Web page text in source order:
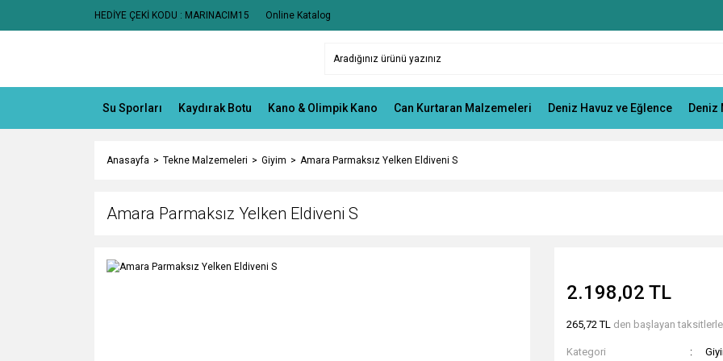
HEDİYE ÇEKİ KODU : MARINACIM15 Online Katalog
Su Sporları Kaydırak Botu Kano & Olimpik Kano Can Kurtaran Malzemeleri Deniz Havuz ve Eğlence Deniz
Anasayfa Tekne Malzemeleri Giyim Amara Parmaksız Yelken Eldiveni S
Amara Parmaksız Yelken Eldiveni S
2.198,02 TL
265,72 TL den başlayan
Kategori